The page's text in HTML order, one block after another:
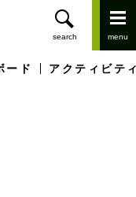
ード アクティビテ